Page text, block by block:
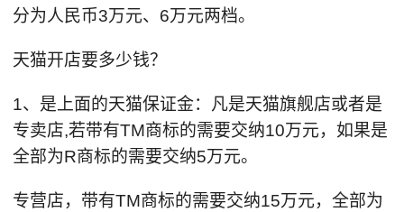
分为人民币3万元、6万元两档。
天猫开店要多少钱？
1、是上面的天猫保证金：凡是天猫旗舰店或者是
专卖店,若带有TM商标的需要交纳10万元，如果是
全部为R商标的需要交纳5万元。
专营店，带有TM商标的需要交纳15万元，全部为